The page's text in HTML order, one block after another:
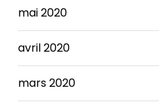
mai 2020
avril 2020
mars 2020
City's
"rainy
day"
fund,